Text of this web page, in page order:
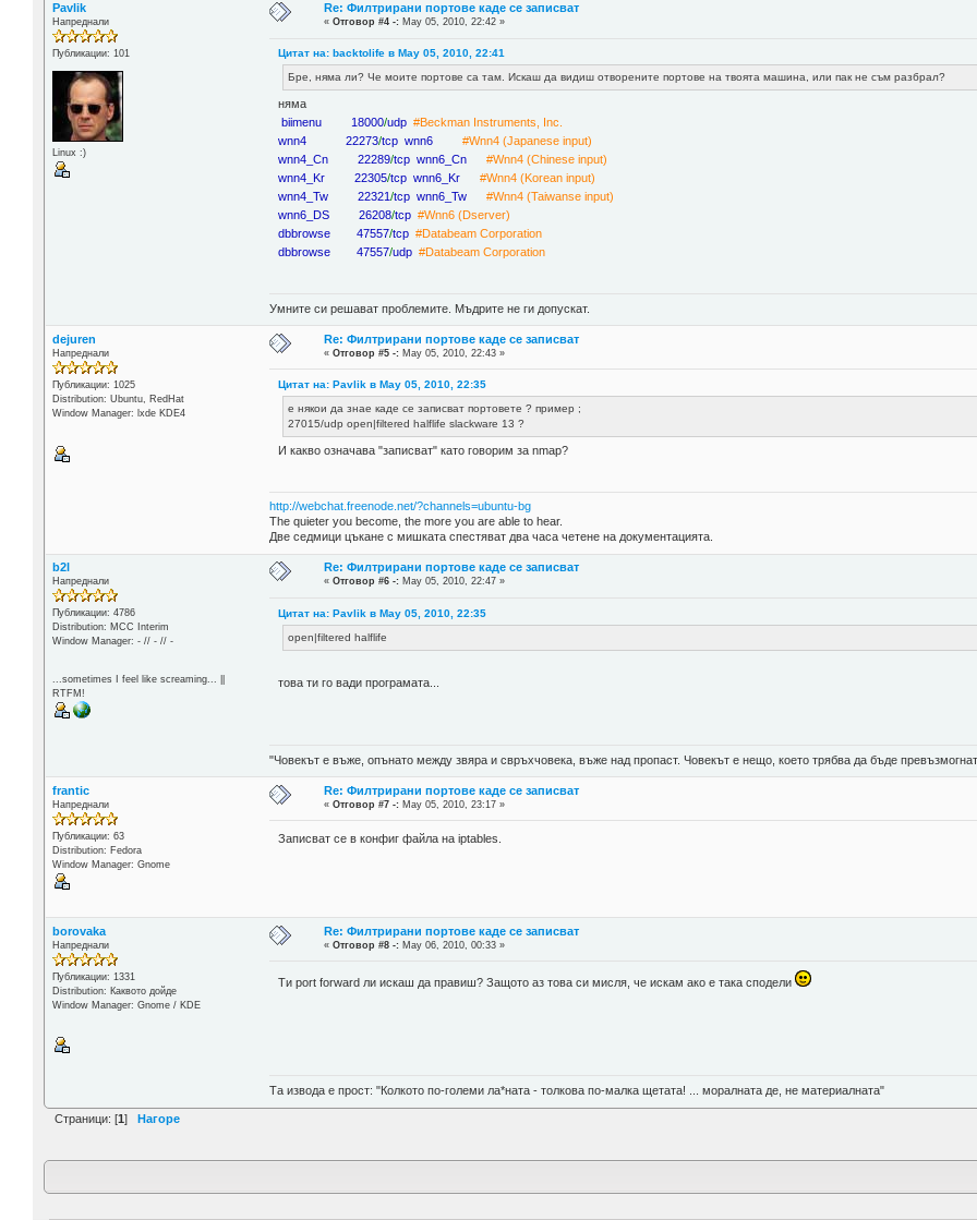
Pavlik
Напреднали
Публикации: 101
Linux :)
Re: Филтрирани портове каде се записват
«Отговор #4 -: May 05, 2010, 22:42 »
Цитат на: backtolife в May 05, 2010, 22:41
Бре, няма ли? Че моите портове са там. Искаш да видиш отворените портове на твоята машина, или пак не съм разбрал?
няма
biimenu 18000/udp#Beckman Instruments, Inc.
wnn4 22273/tcp wnn6#Wnn4 (Japanese input)
wnn4_Cn 22289/tcp wnn6_Cn#Wnn4 (Chinese input)
wnn4_Kr 22305/tcp wnn6_Kr#Wnn4 (Korean input)
wnn4_Tw 22321/tcp wnn6_Tw#Wnn4 (Taiwanse input)
wnn6_DS 26208/tcp#Wnn6 (Dserver)
dbbrowse 47557/tcp#Databeam Corporation
dbbrowse 47557/udp#Databeam Corporation
Умните си решават проблемите. Мъдрите не ги допускат.
dejuren
Напреднали
Публикации: 1025
Distribution: Ubuntu, RedHat
Window Manager: lxde KDE4
Re: Филтрирани портове каде се записват
«Отговор #5 -: May 05, 2010, 22:43 »
Цитат на: Pavlik в May 05, 2010, 22:35
е някои да знае каде се записват портовете ? пример ;
27015/udp open|filtered halflife slackware 13 ?
И какво означава "записват" като говорим за nmap?
http://webchat.freenode.net/?channels=ubuntu-bg
The quieter you become, the more you are able to hear.
Две седмици цъкане с мишката спестяват два часа четене на документацията.
b2l
Напреднали
Публикации: 4786
Distribution: MCC Interim
Window Manager: - // - // -
...sometimes I feel like screaming... ||
RTFM!
Re: Филтрирани портове каде се записват
«Отговор #6 -: May 05, 2010, 22:47 »
Цитат на: Pavlik в May 05, 2010, 22:35
open|filtered halflife
това ти го вади програмата...
"Човекът е въже, опънато между звяра и свръхчовека, въже над пропаст. Човекът е нещо, което трябва да бъде
frantic
Напреднали
Публикации: 63
Distribution: Fedora
Window Manager: Gnome
Re: Филтрирани портове каде се записват
«Отговор #7 -: May 05, 2010, 23:17 »
Записват се в конфиг файла на iptables.
borovaka
Напреднали
Публикации: 1331
Distribution: Каквото дойде
Window Manager: Gnome / KDE
Re: Филтрирани портове каде се записват
«Отговор #8 -: May 06, 2010, 00:33 »
Ти port forward ли искаш да правиш? Защото аз това си мисля, че искам ако е така сподели
Та извода е прост: "Колкото по-големи ла*ната - толкова по-малка щетата! ... моралната де, не материалната"
Страници: [1] Нагоре